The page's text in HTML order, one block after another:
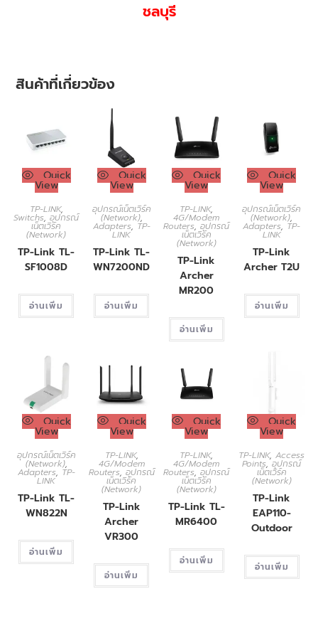
ชลบุรี
สินค้าที่เกี่ยวข้อง
Quick
View
TP-LINK,
Switchs,อุปกรณ์
เน็ตเวิร์ค
(Network)
TP-Link TL-
SF1008D
อ่านเพิ่ม
Quick
View
อุปกรณ์เน็ตเวิร์ค
(Network),
Adapters, TP-
LINK
TP-Link TL-
WN7200ND
อ่านเพิ่ม
Quick
View
TP-LINK,
4G/Modem
Routers,อุปกรณ์
เน็ตเวิร์ค
(Network)
TP-Link
Archer
MR200
อ่านเพิ่ม
Quick
View
อุปกรณ์เน็ตเวิร์ค
(Network),
Adapters, TP-
LINK
TP-Link
Archer T2U
อ่านเพิ่ม
Quick
View
อุปกรณ์เน็ตเวิร์ค
(Network),
Adapters, TP-
LINK
TP-Link TL-
WN822N
อ่านเพิ่ม
Quick
View
TP-LINK,
4G/Modem
Routers, อุปกรณ์
เน็ตเวิร์ค
(Network)
TP-Link
Archer
VR300
อ่านเพิ่ม
Quick
View
TP-LINK,
4G/Modem
Routers,อุปกรณ์
เน็ตเวิร์ค
(Network)
TP-Link TL-
MR6400
อ่านเพิ่ม
Quick
View
TP-LINK,Access
Points,อุปกรณ์
เน็ตเวิร์ค
(Network)
TP-Link
EAP110-
Outdoor
อ่านเพิ่ม